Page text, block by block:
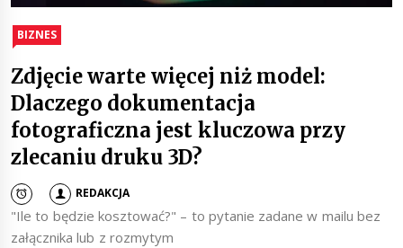
BIZNES
Zdjęcie warte więcej niż model:
Dlaczego dokumentacja
fotograficzna jest kluczowa przy
zlecaniu druku 3D?
REDAKCJA
"Ile to będzie kosztować?" – to pytanie zadane w mailu bez
załącznika lub z rozmytym